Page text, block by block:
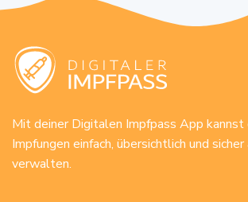
Mit deiner Digitalen Impfpass App kannst
Impfungen einfach, übersichtlich und
verwalten.